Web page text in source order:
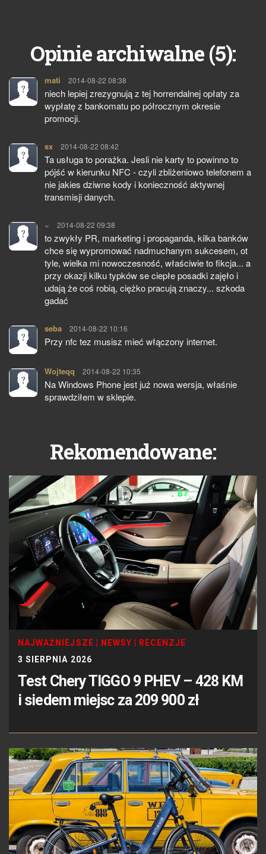
Opinie archiwalne (5):
mati pisze:
2014-08-22 08:38
niech lepiej zrezygnują z tej horrendalnej opłaty za
wypłatę z bankomatu po półrocznym okresie
promocji.
sx pisze:
2014-08-22 08:42
Ta usługa to porażka. Jesli nie karty to powinno to
pójść w kierunku NFC - czyli zbliżeniowo telefonem a
nie jakies dziwne kody i konieczność aktywnej
transmisji danych.
~ pisze:
2014-08-22 09:38
to zwykły PR, marketing i propaganda, kilka banków
chce się wypromować nadmuchanym sukcesem, ot
tyle, wielka mi nowoczesność, właściwie to fikcja... a
przy okazji kilku typków se ciepłe posadki zajęło i
udają że coś robią, ciężko pracują znaczy... szkoda
gadać
seba pisze:
2014-08-22 10:16
Przy nfc tez musisz mieć włączony internet.
Wojteqq pisze:
2014-08-22 10:35
Na Windows Phone jest już nowa wersja, właśnie
sprawdziłem w sklepie.
Rekomendowane:
NAJWAŻNIEJSZE NEWSY
RECENZJE
3 SIERPNIA 2026
Test Chery TIGGO 9 PHEV – 428 KM
i siedem miejsc za 209 900 zł